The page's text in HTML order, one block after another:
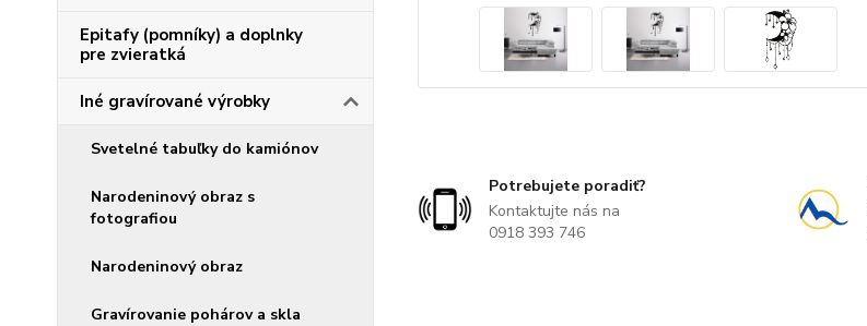
Epitafy (pomníky) a doplnky
pre zvieratká
Iné gravírované výrobky
Svetelné tabuľky do kamiónov
Narodeninový obraz s
fotografiou
Narodeninový obraz
Gravírovanie pohárov a skla
Potrebujete poradiť?
Kontaktujte nás na
0918 393 746